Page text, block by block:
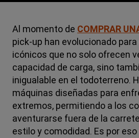
Al momento de COMPRAR
pick-up han evolucionado
icónicos que no solo ofrecen
capacidad de carga, sino
inigualable en el todoterreno.
máquinas diseñadas para
extremos, permitiendo a los
aventurarse fuera de la
estilo y comodidad. Es por eso